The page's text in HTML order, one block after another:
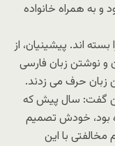
و به همراه خانواده
اند. پیشینیان، از
و نوشتن زبان فارسی
زبان حرف می زدند.
گفت: سال پیش که
بود، خودش تصمیم
با این